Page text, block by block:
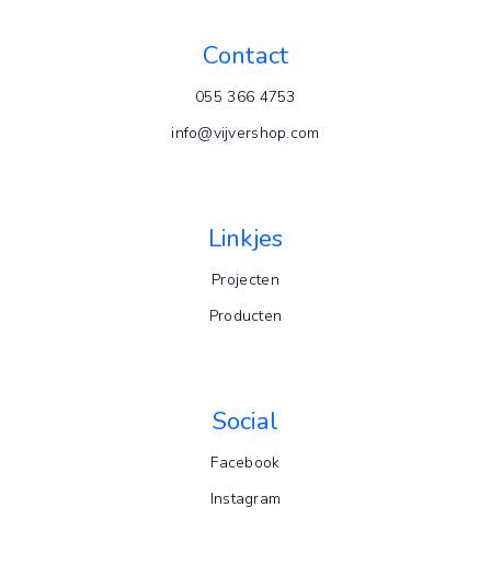
Contact
055 366 4753
info@vijvershop.com
Linkjes
Projecten
Producten
Social
Facebook
Instagram